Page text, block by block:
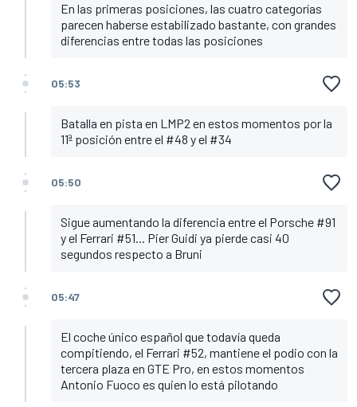
En las primeras posiciones, las cuatro categorías
parecen haberse estabilizado bastante, con grandes
diferencias entre todas las posiciones
05:53
Batalla en pista en LMP2 en estos momentos por la
11ª posición entre el #48 y el #34
05:50
Sigue aumentando la diferencia entre el Porsche #91
y el Ferrari #51... Pier Guidi ya pierde casi 40
segundos respecto a Bruni
05:47
El coche único español que todavía queda
compitiendo, el Ferrari #52, mantiene el podio con la
tercera plaza en GTE Pro, en estos momentos
Antonio Fuoco es quien lo está pilotando